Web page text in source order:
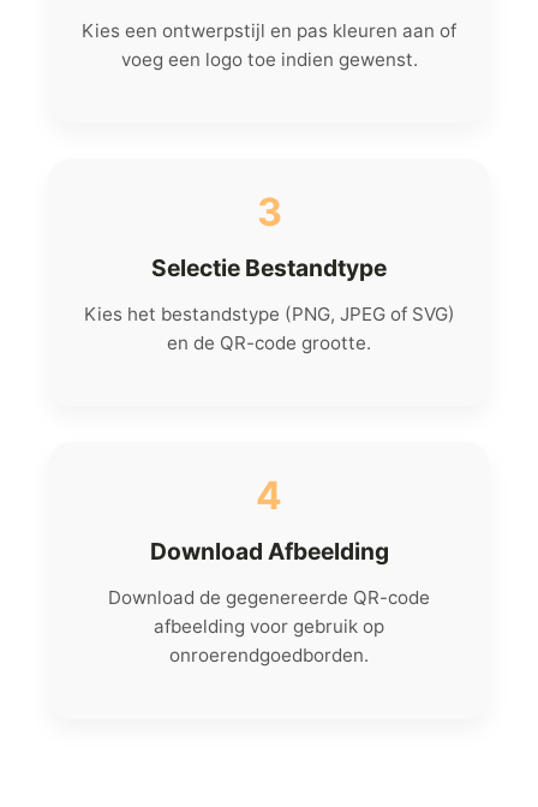
Kies een ontwerpstijl en pas kleuren aan of
voeg een logo toe indien gewenst.
3
Selectie Bestandtype
Kies het bestandstype (PNG, JPEG of SVG)
en de QR-code grootte.
4
Download Afbeelding
Download de gegenereerde QR-code
afbeelding voor gebruik op
onroerendgoedborden.